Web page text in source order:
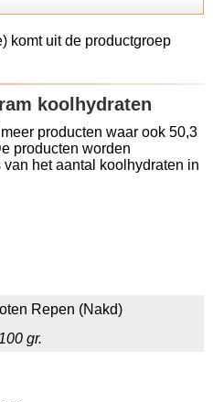
komt uit de productgroep
koolhydraten
producten waar ook 50,3
producten worden
het aantal koolhydraten in
Repen (Nakd)
gr.